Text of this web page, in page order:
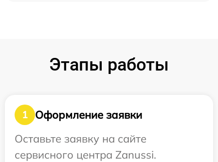
Этапы работы
1
Оформление заявки
Оставьте заявку на сайте
сервисного центра Zanussi.